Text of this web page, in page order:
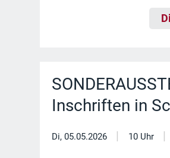
Inschriften in
Di, 05.05.2026 | 10 Uhr |